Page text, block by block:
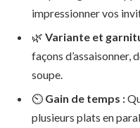
impressionner vos
🌿 Variante et
façons
soupe.
⏲ Gain de temps :
plusieurs plats en